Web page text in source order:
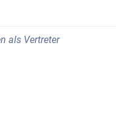
als Vertreter